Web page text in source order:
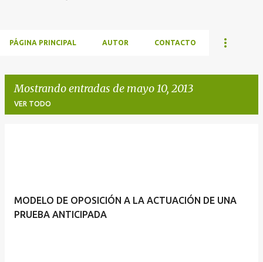
PÁGINA PRINCIPAL AUTOR CONTACTO
Mostrando entradas de mayo 10, 2013
VER TODO
MODELO DE OPOSICIÓN A LA ACTUACIÓN DE UNA
PRUEBA ANTICIPADA